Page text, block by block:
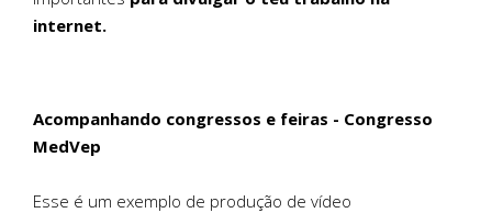
internet.
Acompanhando congressos e feiras - Congresso
MedVep
Esse é um exemplo de produção de vídeo